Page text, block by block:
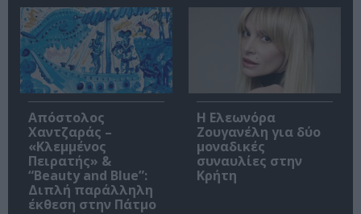
Απόστολος
Χαντζαράς –
«Κλεμμένος
Πειρατής» &
“Beauty and Blue”:
Διπλή παράλληλη
έκθεση στην Πάτμο
Η Ελεωνόρα
Ζουγανέλη για δύο
μοναδικές
συναυλίες στην
Κρήτη